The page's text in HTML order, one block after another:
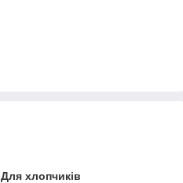
Для хлопчиків